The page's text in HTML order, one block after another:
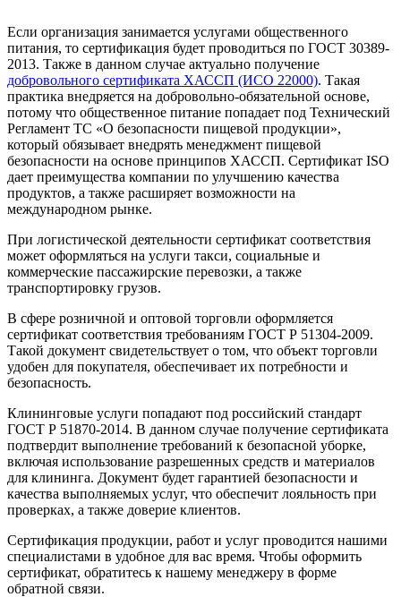
Если организация занимается услугами общественного
питания, то сертификация будет проводиться по ГОСТ 30389-
2013. Также в данном случае актуально получение
добровольного сертификата ХАССП (ИСО 22000). Такая
практика внедряется на добровольно-обязательной основе,
потому что общественное питание попадает под Технический
Регламент ТС «О безопасности пищевой продукции»,
который обязывает внедрять менеджмент пищевой
безопасности на основе принципов ХАССП. Сертификат ISO
дает преимущества компании по улучшению качества
продуктов, а также расширяет возможности на
международном рынке.
При логистической деятельности сертификат соответствия
может оформляться на услуги такси, социальные и
коммерческие пассажирские перевозки, а также
транспортировку грузов.
В сфере розничной и оптовой торговли оформляется
сертификат соответствия требованиям ГОСТ Р 51304-2009.
Такой документ свидетельствует о том, что объект торговли
удобен для покупателя, обеспечивает их потребности и
безопасность.
Клининговые услуги попадают под российский стандарт
ГОСТ Р 51870-2014. В данном случае получение сертификата
подтвердит выполнение требований к безопасной уборке,
включая использование разрешенных средств и материалов
для клининга. Документ будет гарантией безопасности и
качества выполняемых услуг, что обеспечит лояльность при
проверках, а также доверие клиентов.
Сертификация продукции, работ и услуг проводится нашими
специалистами в удобное для вас время. Чтобы оформить
сертификат, обратитесь к нашему менеджеру в форме
обратной связи.